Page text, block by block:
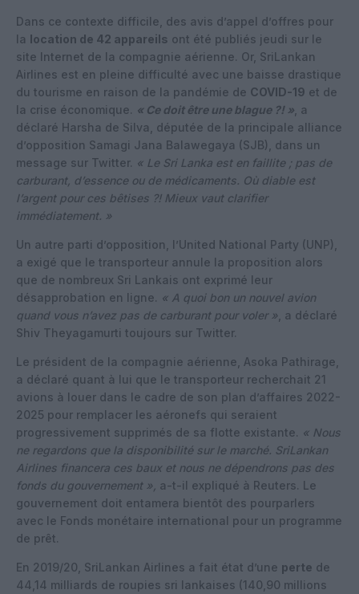
Dans ce contexte difficile, des avis d’appel d’offres pour
la location de 42 appareils ont été publiés jeudi sur le
site Internet de la compagnie aérienne. Or, SriLankan
Airlines est en pleine difficulté avec une baisse drastique
du tourisme en raison de la pandémie de COVID-19 et de
la crise économique. « Ce doit être une blague ?! » , a
déclaré Harsha de Silva, députée de la principale alliance
d’opposition Samagi Jana Balawegaya (SJB), dans un
message sur Twitter. « Le Sri Lanka est en faillite ; pas de
carburant, d’essence ou de médicaments. Où diable est
l’argent pour ces bêtises ?! Mieux vaut clarifier
immédiatement. »
Un autre parti d’opposition, l’United National Party (UNP),
a exigé que le transporteur annule la proposition alors
que de nombreux Sri Lankais ont exprimé leur
désapprobation en ligne. « A quoi bon un nouvel avion
quand vous n’avez pas de carburant pour voler » , a déclaré
Shiv Theyagamurti toujours sur Twitter.
Le président de la compagnie aérienne, Asoka Pathirage,
a déclaré quant à lui que le transporteur recherchait 21
avions à louer dans le cadre de son plan d’affaires 2022-
2025 pour remplacer les aéronefs qui seraient
progressivement supprimés de sa flotte existante. « Nous
ne regardons que la disponibilité sur le marché. SriLankan
Airlines financera ces baux et nous ne dépendrons pas des
fonds du gouvernement », a-t-il expliqué à Reuters. Le
gouvernement doit entamera bientôt des pourparlers
avec le Fonds monétaire international pour un programme
de prêt.
En 2019/20, SriLankan Airlines a fait état d’une perte de
44,14 milliards de roupies sri lankaises (140,90 millions